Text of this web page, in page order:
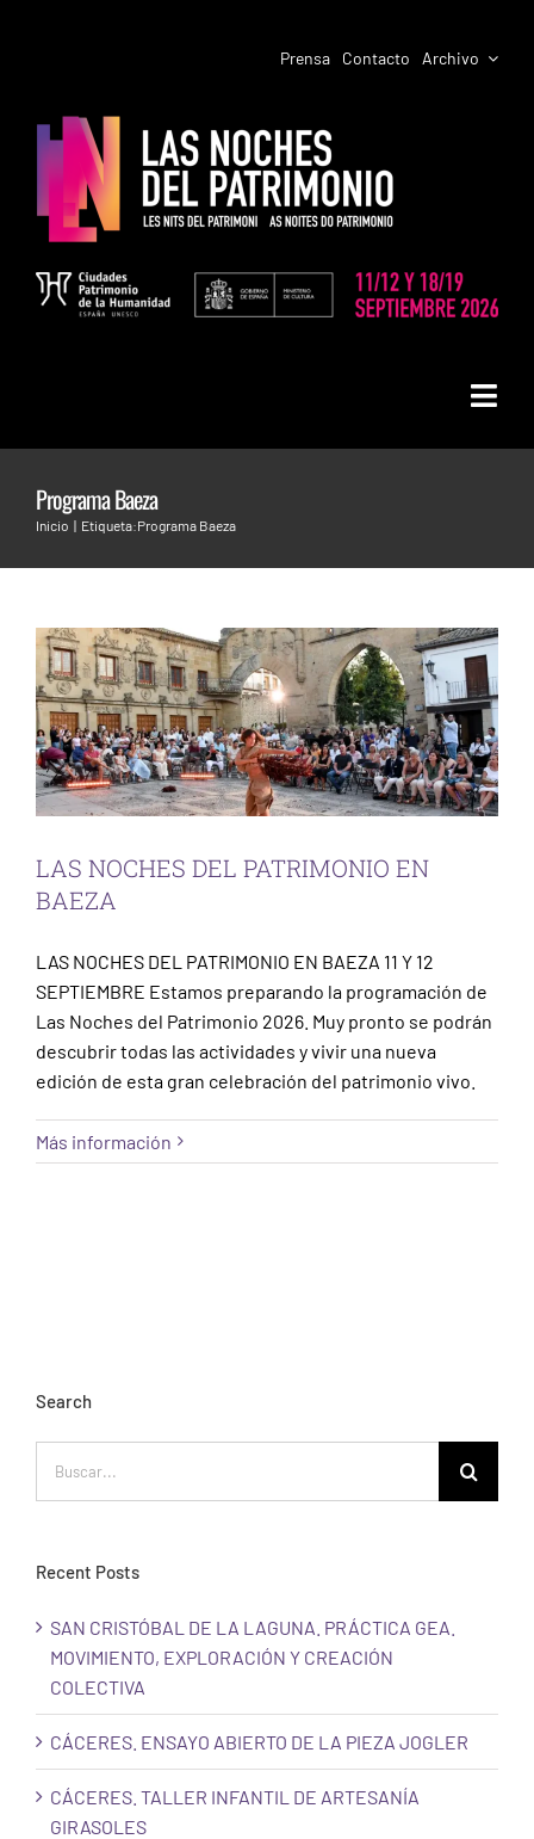
Prensa Contacto Archivo
LAS NOCHES DEL PATRIMONIO
PROGRAMACIÓN CIUDADES
Programa Baeza
Inicio Etiqueta:Programa Baeza
LAS NOCHES DEL PATRIMONIO EN
BAEZA
LAS NOCHES DEL PATRIMONIO EN BAEZA 11 Y 12
SEPTIEMBRE Estamos preparando la programación de
Las Noches del Patrimonio 2026. Muy pronto se podrán
descubrir todas las actividades y vivir una nueva
edición de esta gran celebración del patrimonio vivo.
Más información
Search
Recent Posts
SAN CRISTÓBAL DE LA LAGUNA. PRÁCTICA GEA.
MOVIMIENTO, EXPLORACIÓN Y CREACIÓN
COLECTIVA
CÁCERES. ENSAYO ABIERTO DE LA PIEZA JOGLER
CÁCERES. TALLER INFANTIL DE ARTESANÍA
GIRASOLES